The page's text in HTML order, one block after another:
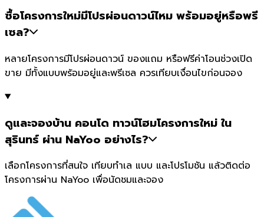
ซื้อโครงการใหม่มีโปรผ่อนดาวน์ไหม พร้อมอยู่หรือพรี
เซล?
หลายโครงการมีโปรผ่อนดาวน์ ของแถม หรือฟรีค่าโอนช่วงเปิด
ขาย มีทั้งแบบพร้อมอยู่และพรีเซล ควรเทียบเงื่อนไขก่อนจอง
ดูและจองบ้าน คอนโด ทาวน์โฮมโครงการใหม่ ใน
สุรินทร์ ผ่าน NaYoo อย่างไร?
เลือกโครงการที่สนใจ เทียบทำเล แบบ และโปรโมชัน แล้วติดต่อ
โครงการผ่าน NaYoo เพื่อนัดชมและจอง